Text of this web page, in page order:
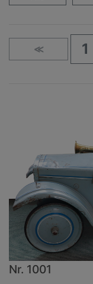
≪ 1
Nr. 1001